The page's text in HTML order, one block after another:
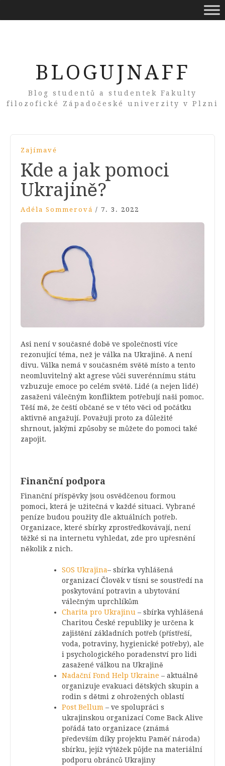
BLOGUJNAFF
Blog studentů a studentek Fakulty
filozofické Západočeské univerzity v Plzni
Zajímavé
Kde a jak pomoci
Ukrajině?
Adéla Sommerová / 7. 3. 2022
Asi není v současné době ve společnosti více
rezonující téma, než je válka na Ukrajině. A není
divu. Válka nemá v současném světě místo a tento
neomluvitelný akt agrese vůči suverénnímu státu
vzbuzuje emoce po celém světě. Lidé (a nejen lidé)
zasaženi válečným konfliktem potřebují naši pomoc.
Těší mě, že čeští občané se v této věci od počátku
aktivně angažují. Považuji proto za důležité
shrnout, jakými způsoby se můžete do pomoci také
zapojit.
Finanční podpora
Finanční příspěvky jsou osvědčenou formou
pomoci, která je užitečná v každé situaci. Vybrané
peníze budou použity dle aktuálních potřeb.
Organizace, které sbírky zprostředkovávají, není
těžké si na internetu vyhledat, zde pro upřesnění
několik z nich.
SOS Ukrajina– sbírka vyhlášená
organizací Člověk v tísni se soustředí na
poskytování potravin a ubytování
válečným uprchlíkům
Charita pro Ukrajinu – sbírka vyhlášená
Charitou České republiky je určena k
zajištění základních potřeb (přístřeší,
voda, potraviny, hygienické potřeby), ale
i psychologického poradenství pro lidi
zasažené válkou na Ukrajině
Nadační Fond Help Ukraine – aktuálně
organizuje evakuaci dětských skupin a
rodin s dětmi z ohrožených oblastí
Post Bellum – ve spolupráci s
ukrajinskou organizací Come Back Alive
pořádá tato organizace (známá
především díky projektu Paměť národa)
sbírku, jejíž výtěžek půjde na materiální
podporu obránců Ukrajiny